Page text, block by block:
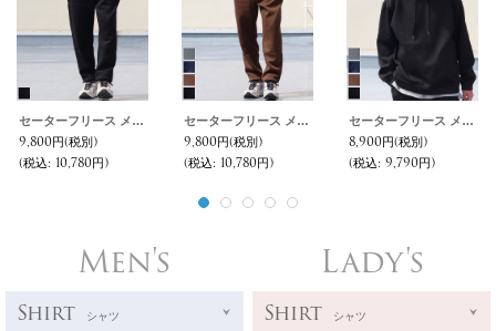
セーターフリース メランジ スウェットライク リブパンツ『日本製』 / Upscape Audience
9,800円(税別)
(税込: 10,780円)
セーターフリース メランジ スウェットライク リブパンツ『日本製』 / Upscape Audience
9,800円(税別)
(税込: 10,780円)
セーターフリース メランジ スウェットライク プルパーカー【MADE IN JAPAN】『日本製』 / Upscape Audience
8,900円(税別)
(税込: 9,790円)
Men's
Shirt シャツ
Lady's
Shirt シャツ